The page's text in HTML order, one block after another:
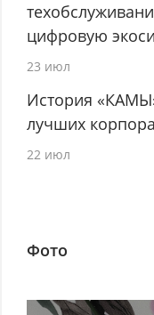
цифровую
23 июл
История
лучших
22 июл
Фото